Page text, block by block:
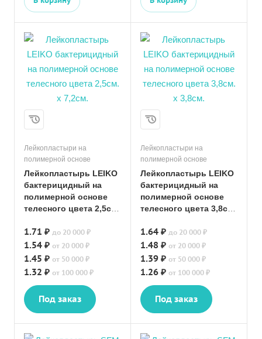
Лейкопластыри на
полимерной основе
Лейкопластырь LEIKO
бактерицидный на
полимерной основе
телесного цвета 2,5см.
1.71 ₽ до 20 000 ₽
1.54 ₽ от 20 000 ₽
1.45 ₽ от 50 000 ₽
1.32 ₽ от 100 000 ₽
Под заказ
Лейкопластыри на
полимерной основе
Лейкопластырь LEIKO
бактерицидный на
полимерной основе
телесного цвета 3,8см.
1.64 ₽ до 20 000 ₽
1.48 ₽ от 20 000 ₽
1.39 ₽ от 50 000 ₽
1.26 ₽ от 100 000 ₽
Под заказ